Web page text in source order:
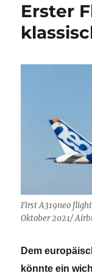
Erster
First A319neo
Oktober 2021/
Dem
könnte ein